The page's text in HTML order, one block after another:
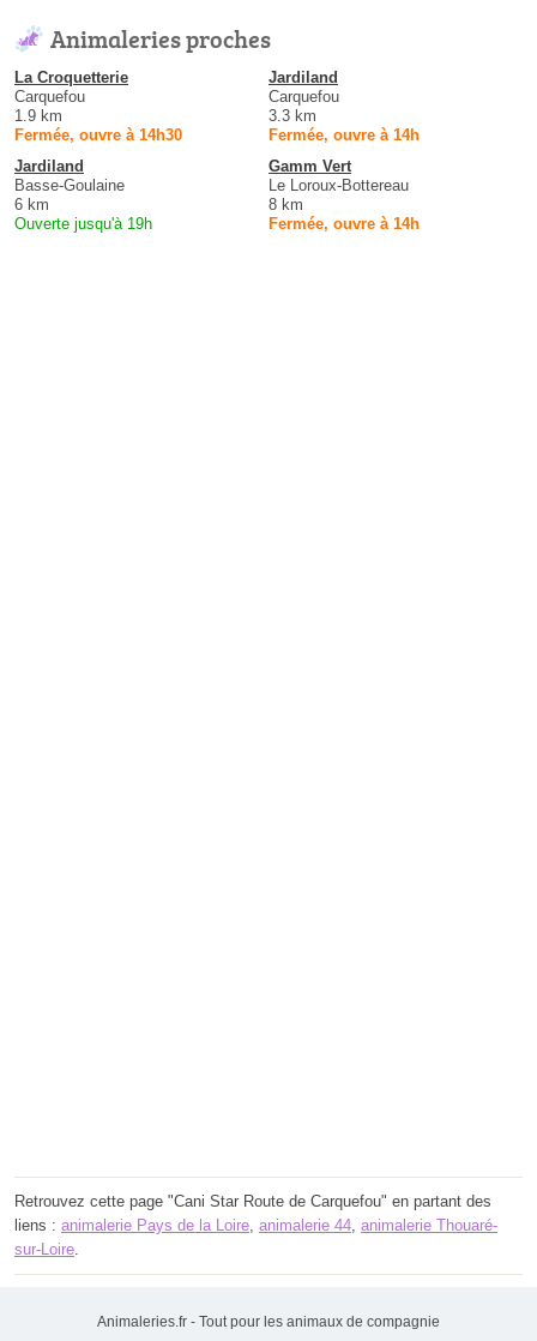
Animaleries proches
La Croquetterie
Carquefou
1.9 km
Fermée, ouvre à 14h30
Jardiland
Carquefou
3.3 km
Fermée, ouvre à 14h
Jardiland
Basse-Goulaine
6 km
Ouverte jusqu'à 19h
Gamm Vert
Le Loroux-Bottereau
8 km
Fermée, ouvre à 14h
Retrouvez cette page "Cani Star Route de Carquefou" en partant des
liens : animalerie Pays de la Loire, animalerie 44, animalerie Thouaré-
sur-Loire.
Animaleries.fr - Tout pour les animaux de compagnie